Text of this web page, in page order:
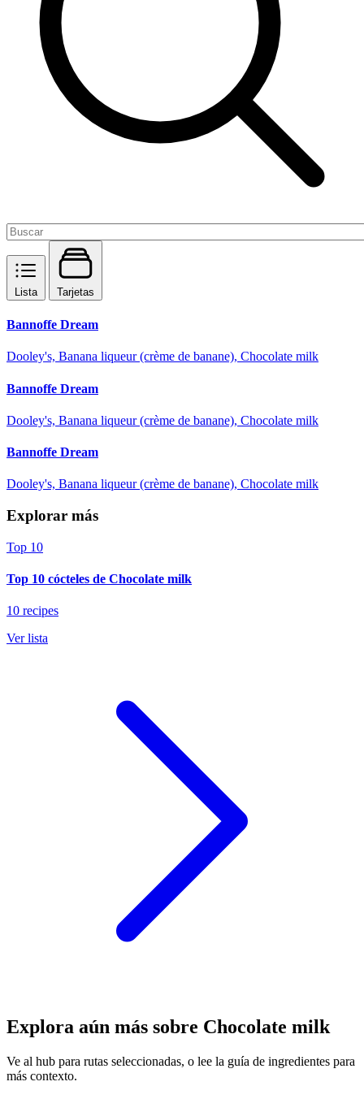
Lista Tarjetas
Bannoffe Dream
Dooley's, Banana liqueur (crème de banane), Chocolate milk
Bannoffe Dream
Dooley's, Banana liqueur (crème de banane), Chocolate milk
Bannoffe Dream
Dooley's, Banana liqueur (crème de banane), Chocolate milk
Explorar más
Top 10
Top 10 cócteles de Chocolate milk
10 recipes
Ver lista
Explora aún más sobre Chocolate milk
Ve al hub para rutas seleccionadas, o lee la guía de ingredientes para
más contexto.